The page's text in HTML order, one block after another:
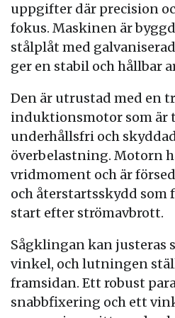
uppgifter där precision
fokus. Maskinen är
stålplåt med
ger en stabil och hållbar
Den är utrustad med en
induktionsmotor som är
underhållsfri och
överbelastning. Motorn
vridmoment och är
och återstartsskydd
start efter strömavbrott.
Sågklingan kan justeras
vinkel, och lutningen
framsidan. Ett robust
snabbfixering och ett